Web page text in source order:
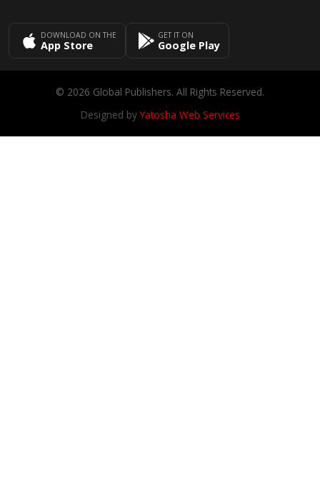
DOWNLOAD ON THE
App Store
GET IT ON
Google Play
© 2026 Global Publishers. All Rights Reserved.
Designed byYatosha Web Services